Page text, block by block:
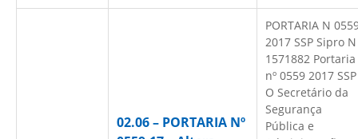
02.06 – PORTARIA Nº
PORTARIA N
2017 SSP Sipro N
1571882 Portaria
nº 0559 2017 SSP
O Secretário da
Segurança
Pública e